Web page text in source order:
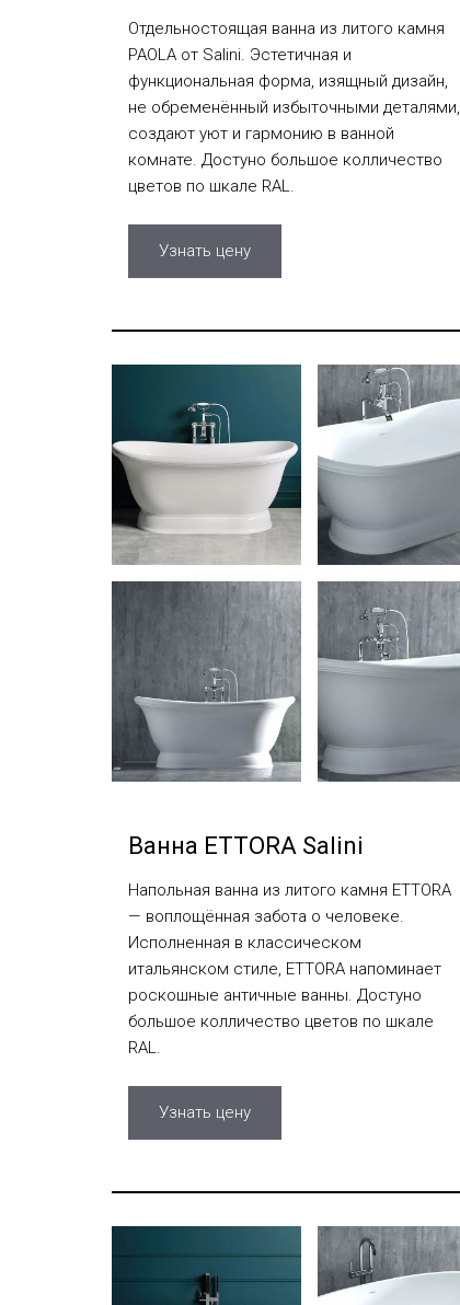
Отдельностоящая ванна из литого камня
PAOLA от Salini. Эстетичная и
функциональная форма, изящный дизайн,
не обременённый избыточными деталями,
создают уют и гармонию в ванной
комнате. Достуно большое колличество
цветов по шкале RAL.
Узнать цену
Ванна ETTORA Salini
Напольная ванна из литого камня ETTORA
— воплощённая забота о человеке.
Исполненная в классическом
итальянском стиле, ETTORA напоминает
роскошные античные ванны. Достуно
большое колличество цветов по шкале
RAL.
Узнать цену